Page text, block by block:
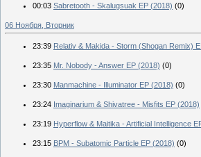
00:03 Sabretooth - Skalugsuak EP (2018) (0)
06 Ноября, Вторник
23:39 Relativ & Makida - Storm (Shogan Remix)
23:35 Mr. Nobody - Answer EP (2018) (0)
23:30 Manmachine - Illuminator EP (2018) (0)
23:24 Imaginarium & Shivatree - Misfits EP (2018)
23:19 Hyperflow & Maitika - Artificial Intelligence
23:15 BPM - Subatomic Particle EP (2018) (0)